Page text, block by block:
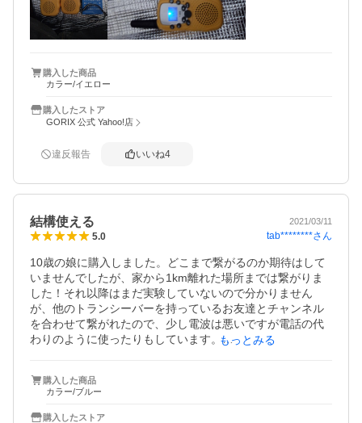
購入した商品
カラー/イエロー
購入したストア
GORIX 公式 Yahoo!店
違反報告 いいね4
結構使える 2021/03/11
5.0 tab********さん
10歳の娘に購入しました。どこまで繋がるのか期待はして
いませんでしたが、家から1km離れた場所までは繋がりま
した！それ以降はまだ実験していないので分かりません
が、他のトランシーバーを持っているお友達とチャンネル
を合わせて繋がれたので、少し電波は悪いですが電話の代
わりのように使ったりもしています。 もっとみる
購入した商品
カラー/ブルー
購入したストア